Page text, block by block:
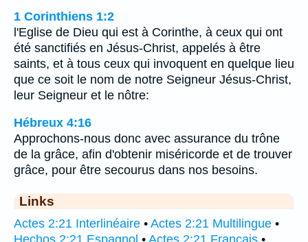
1 Corinthiens 1:2
l'Eglise de Dieu qui est à Corinthe, à ceux qui ont
été sanctifiés en Jésus-Christ, appelés à être
saints, et à tous ceux qui invoquent en quelque lieu
que ce soit le nom de notre Seigneur Jésus-Christ,
leur Seigneur et le nôtre:
Hébreux 4:16
Approchons-nous donc avec assurance du trône
de la grâce, afin d'obtenir miséricorde et de trouver
grâce, pour être secourus dans nos besoins.
Links
Actes 2:21 Interlinéaire • Actes 2:21 Multilingue •